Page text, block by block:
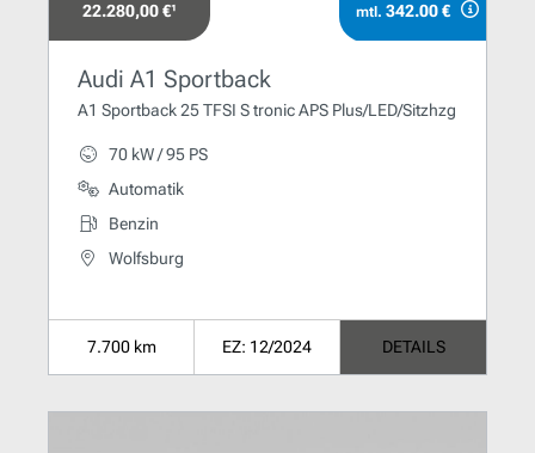
22.280,00 €¹ mtl. 342.00 €
Audi A1 Sportback
A1 Sportback 25 TFSI S tronic APS Plus/LED/Sitzhzg
70 kW / 95 PS
Automatik
Benzin
Wolfsburg
7.700 km EZ: 12/2024 DETAILS